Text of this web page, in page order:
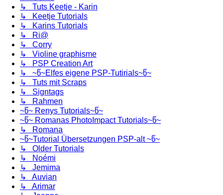
↳ Tuts Keetje - Karin
↳ Keetje Tutorials
↳ Karins Tutorials
↳ Ri@
↳ Corry
↳ Violine graphisme
↳ PSP Creation Art
↳ ~წ~Elfes eigene PSP-Tutirials~წ~
↳ Tuts mit Scraps
↳ Signtags
↳ Rahmen
~წ~ Renys Tutorials~წ~
~წ~ Romanas PhotoImpact Tutorials~წ~
↳ Romana
~წ~Tutorial Übersetzungen PSP-alt ~წ~
↳ Older Tutorials
↳ Noémi
↳ Jemima
↳ Auvian
↳ Arimar